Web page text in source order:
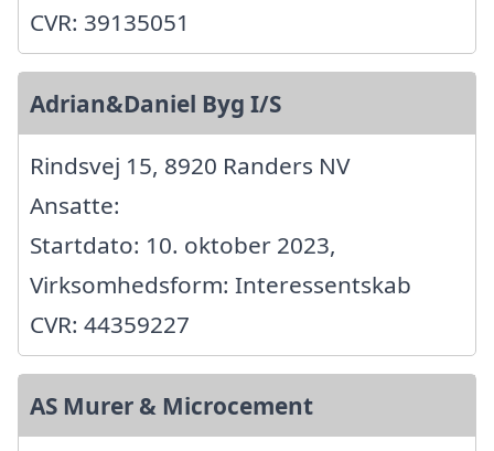
CVR: 39135051
Adrian&Daniel Byg I/S
Rindsvej 15, 8920 Randers NV
Ansatte:
Startdato: 10. oktober 2023,
Virksomhedsform: Interessentskab
CVR: 44359227
AS Murer & Microcement